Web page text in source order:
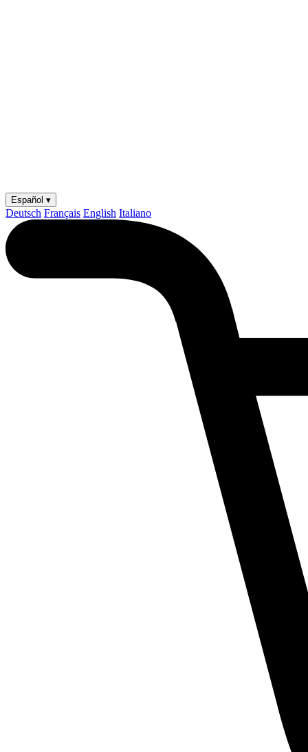
Español ▾
Deutsch Français English Italiano